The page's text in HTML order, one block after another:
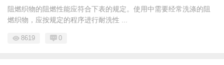
阻燃织物的阻燃性能应符合下表的规定。使用中需要经常洗涤的阻
燃织物，应按规定的程序进行耐洗性 ...
8619 0